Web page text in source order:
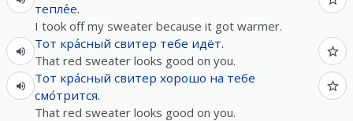
тепле́е.
I took off my sweater because it got warmer.
Тот кра́сный свитер тебе идёт.
That red sweater looks good on you.
Тот кра́сный свитер хорошо на тебе
смо́трится.
That red sweater looks good on you.